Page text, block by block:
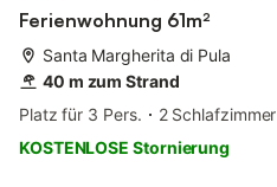
Ferienwohnung 61m²
Santa Margherita di Pula
40 m zum Strand
Platz für 3 Pers.
2 Schlafzimmer
KOSTENLOSE Stornierung